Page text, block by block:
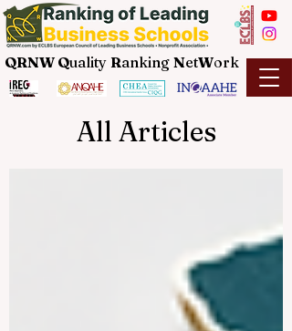
QRNW Quality Ranking NetWork
All Articles